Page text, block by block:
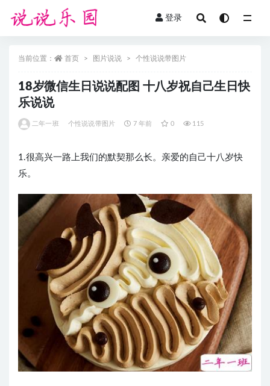
登录
当前位置： 首页 图片说说 个性说说带图片
18岁微信生日说说配图 十八岁祝自己生日快
乐说说
二年一班 个性说说带图片 7 年前 0 115
1.很高兴一路上我们的默契那么长。亲爱的自己十八岁快
乐。